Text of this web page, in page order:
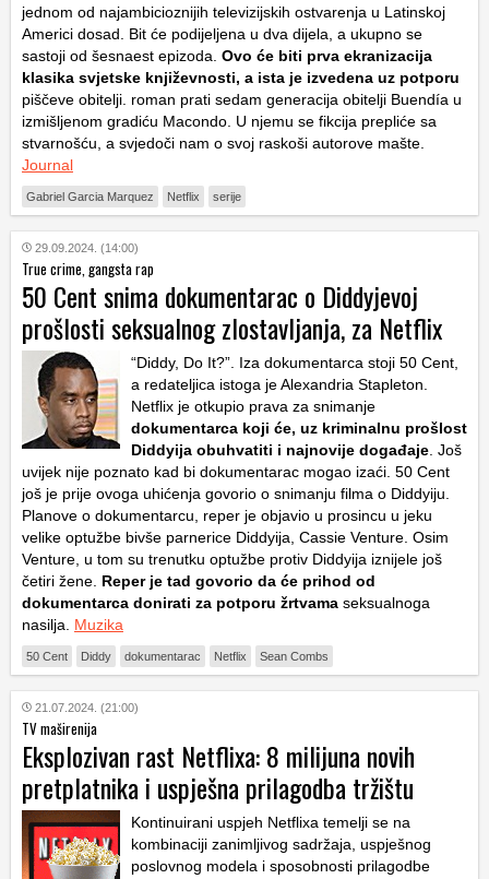
jednom od najambicioznijih televizijskih ostvarenja u Latinskoj
Americi dosad. Bit će podijeljena u dva dijela, a ukupno se
sastoji od šesnaest epizoda. Ovo će biti prva ekranizacija
klasika svjetske književnosti, a ista je izvedena uz potporu
piščeve obitelji. roman prati sedam generacija obitelji Buendía u
izmišljenom gradiću Macondo. U njemu se fikcija prepliće sa
stvarnošću, a svjedoči nam o svoj raskoši autorove mašte.
Journal
Gabriel Garcia Marquez Netflix serije
29.09.2024. (14:00)
True crime, gangsta rap
50 Cent snima dokumentarac o Diddyjevoj
prošlosti seksualnog zlostavljanja, za Netflix
“Diddy, Do It?”. Iza dokumentarca stoji 50 Cent,
a redateljica istoga je Alexandria Stapleton.
Netflix je otkupio prava za snimanje
dokumentarca koji će, uz kriminalnu prošlost
Diddyija obuhvatiti i najnovije događaje . Još
uvijek nije poznato kad bi dokumentarac mogao izaći. 50 Cent
još je prije ovoga uhićenja govorio o snimanju filma o Diddyiju.
Planove o dokumentarcu, reper je objavio u prosincu u jeku
velike optužbe bivše parnerice Diddyija, Cassie Venture. Osim
Venture, u tom su trenutku optužbe protiv Diddyija iznijele još
četiri žene. Reper je tad govorio da će prihod od
dokumentarca donirati za potporu žrtvama seksualnoga
nasilja. Muzika
50 Cent Diddy dokumentarac Netflix Sean Combs
21.07.2024. (21:00)
TV maširenija
Eksplozivan rast Netflixa: 8 milijuna novih
pretplatnika i uspješna prilagodba tržištu
Kontinuirani uspjeh Netflixa temelji se na
kombinaciji zanimljivog sadržaja, uspješnog
poslovnog modela i sposobnosti prilagodbe